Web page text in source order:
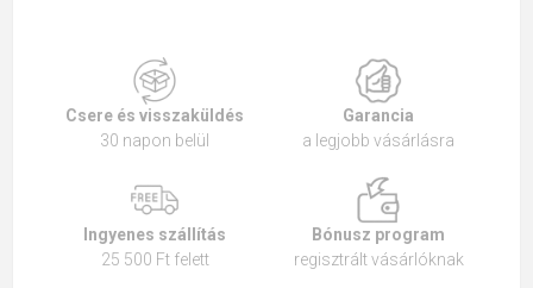
Csere és visszaküldés
30 napon belül
Garancia
a legjobb vásárlásra
Ingyenes szállítás
25 500 Ft felett
Bónusz program
regisztrált vásárlóknak